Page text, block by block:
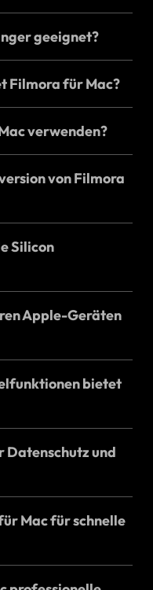
Inhalte
Geräten.
auf Ihre Projekte auf
eine geschmeidig,
geeignet?
Filmora für Mac?
verwenden?
von Filmora
Silicon
Apple-Geräten
bietet
und
Mac für schnelle